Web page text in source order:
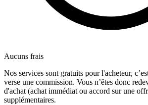
Aucuns frais
Nos services sont gratuits pour l'acheteur,
verse une commission. Vous n’êtes donc
d'achat (achat immédiat ou accord sur une
supplémentaires.